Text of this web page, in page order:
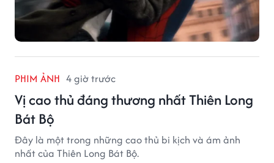
PHIM ẢNH 4 giờ trước
Vị cao thủ đáng thương nhất Thiên Long
Bát Bộ
Đây là một trong những cao thủ bi kịch và ám ảnh
nhất của Thiên Long Bát Bộ.